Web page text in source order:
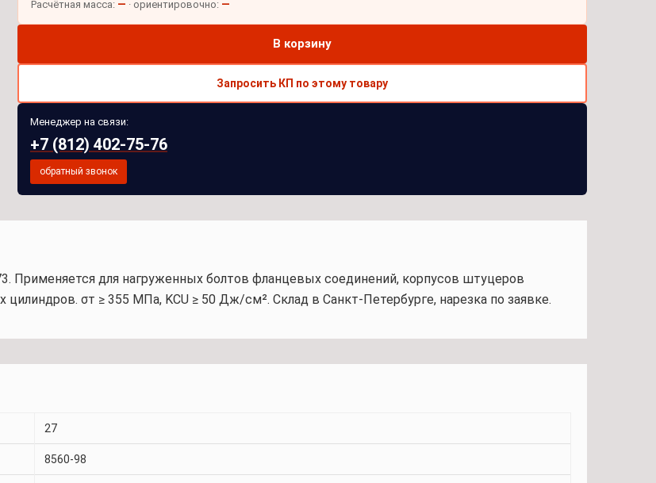
Расчётная масса: — · ориентировочно: —
В корзину
Запросить КП по этому товару
Менеджер на связи:
+7 (812) 402-75-76
обратный звонок
Применяется для нагруженных болтов фланцевых соединений, корпусов штуцеров
σт ≥ 355 МПа, KCU ≥ 50 Дж/см². Склад в Санкт-Петербурге, нарезка по заявке.
27
8560-98